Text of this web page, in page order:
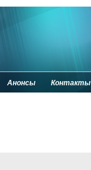
Анонсы Контакты